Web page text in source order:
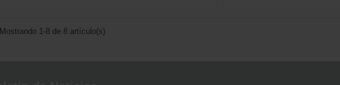
Mostrando 1-8 de 8 artículo(s)